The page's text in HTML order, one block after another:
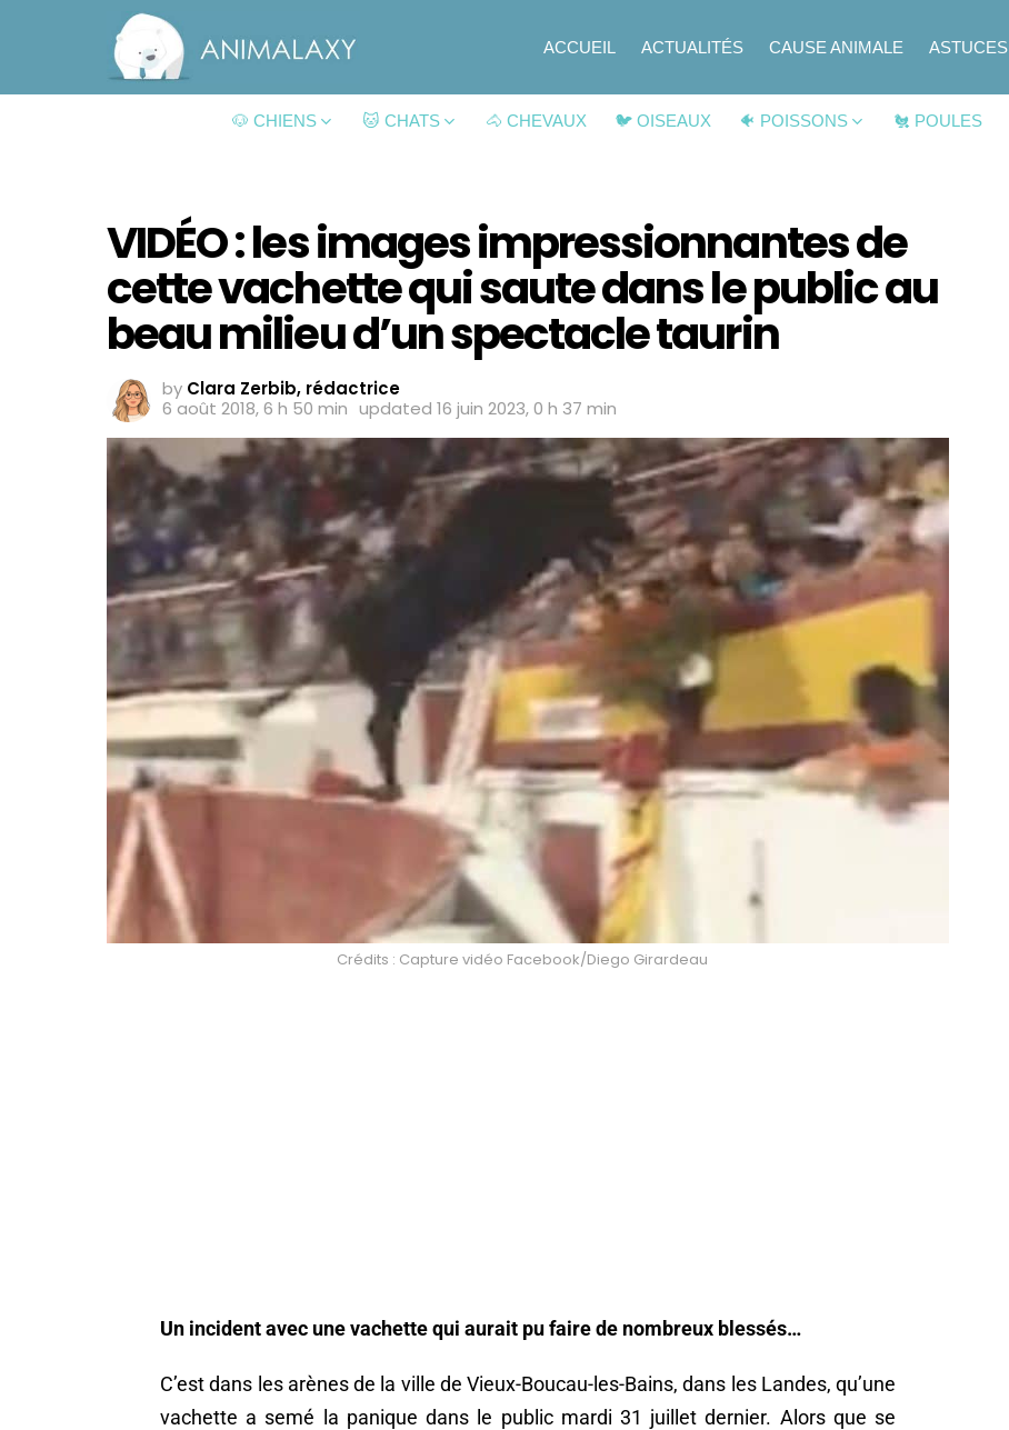
ACCUEIL ACTUALITÉS CAUSE ANIMALE ASTUCES
🐶 CHIENS 🐱 CHATS 🐴 CHEVAUX 🐦 OISEAUX 🐠 POISSONS 🐔 POULES
VIDÉO : les images impressionnantes de
cette vachette qui saute dans le public au
beau milieu d’un spectacle taurin
by Clara Zerbib, rédactrice
6 août 2018, 6 h 50 min updated 16 juin 2023, 0 h 37 min
Crédits : Capture vidéo Facebook/Diego Girardeau
Un incident avec une vachette qui aurait pu faire de nombreux blessés…
C’est dans les arènes de la ville de Vieux-Boucau-les-Bains, dans les Landes, qu’une
vachette a semé la panique dans le public mardi 31 juillet dernier. Alors que se